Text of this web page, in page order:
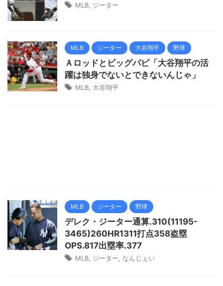
MLB ジーター
MLB ジーター 大谷翔平 野球
Ａロッドとビッグパピ「大谷翔平の活
躍は独身でないとできないんじゃ」
MLB 大谷翔平
MLB ジーター 野球
デレク・ジーター通算.310(11195-
3465)260HR1311打点358盗塁
OPS.817出塁率.377
MLB ジーター なんじぇい